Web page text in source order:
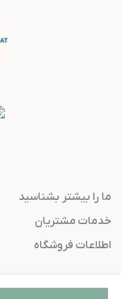
ما را بیشتر بشناسید
خدمات مشتریان
اطلاعات فروشگاه